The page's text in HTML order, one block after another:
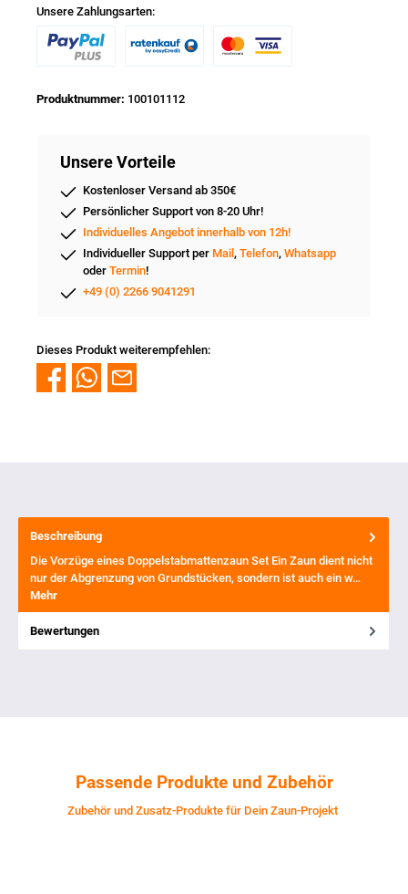
Unsere Zahlungsarten:
Produktnummer: 100101112
Unsere Vorteile
Kostenloser Versand ab 350€
Persönlicher Support von 8-20 Uhr!
Individuelles Angebot innerhalb von 12h!
Individueller Support per Mail , Telefon, Whatsapp
oder Termin!
+49 (0) 2266 9041291
Dieses Produkt weiterempfehlen:
Beschreibung
Die Vorzüge eines Doppelstabmattenzaun Set Ein Zaun dient nicht
nur der Abgrenzung von Grundstücken, sondern ist auch ein w…
Mehr
Bewertungen
Passende Produkte und Zubehör
Zubehör und Zusatz-Produkte für Dein Zaun-Projekt